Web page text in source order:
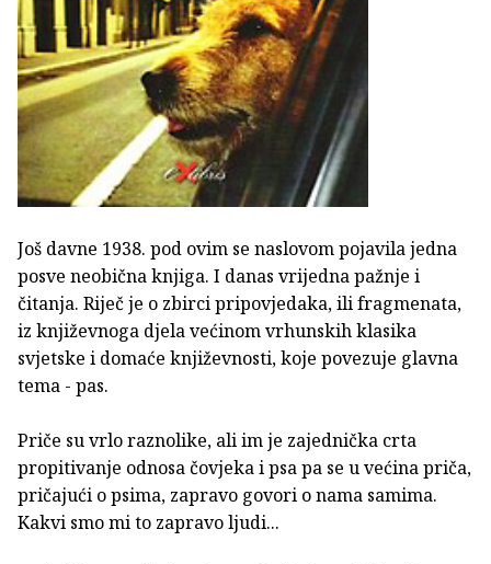
Još davne 1938. pod ovim se naslovom pojavila jedna
posve neobična knjiga. I danas vrijedna pažnje i
čitanja. Riječ je o zbirci pripovjedaka, ili fragmenata,
iz književnoga djela većinom vrhunskih klasika
svjetske i domaće književnosti, koje povezuje glavna
tema - pas.
Priče su vrlo raznolike, ali im je zajednička crta
propitivanje odnosa čovjeka i psa pa se u većina priča,
pričajući o psima, zapravo govori o nama samima.
Kakvi smo mi to zapravo ljudi...